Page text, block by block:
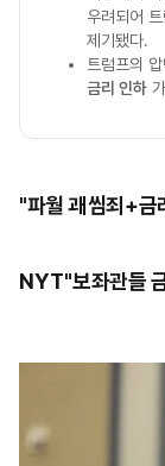
우려되어
제기됐다.
트럼프의
금리 인하가
"파월 괘씸죄+금
NYT"보좌관들